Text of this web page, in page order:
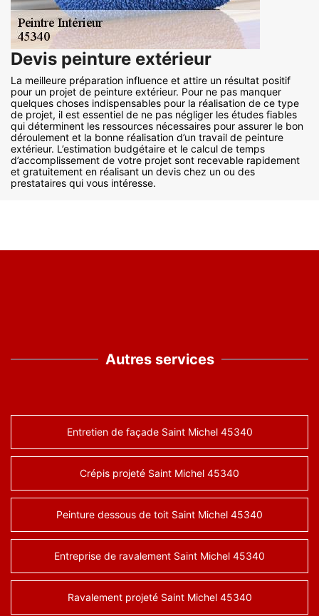
Devis peinture extérieur
La meilleure préparation influence et attire un résultat positif
pour un projet de peinture extérieur. Pour ne pas manquer
quelques choses indispensables pour la réalisation de ce type
de projet, il est essentiel de ne pas négliger les études fiables
qui déterminent les ressources nécessaires pour assurer le bon
déroulement et la bonne réalisation d’un travail de peinture
extérieur. L’estimation budgétaire et le calcul de temps
d’accomplissement de votre projet sont recevable rapidement
et gratuitement en réalisant un devis chez un ou des
prestataires qui vous intéresse.
Autres services
Entretien de façade Saint Michel 45340
Crépis projeté Saint Michel 45340
Peinture dessous de toit Saint Michel 45340
Entreprise de ravalement Saint Michel 45340
Ravalement projeté Saint Michel 45340